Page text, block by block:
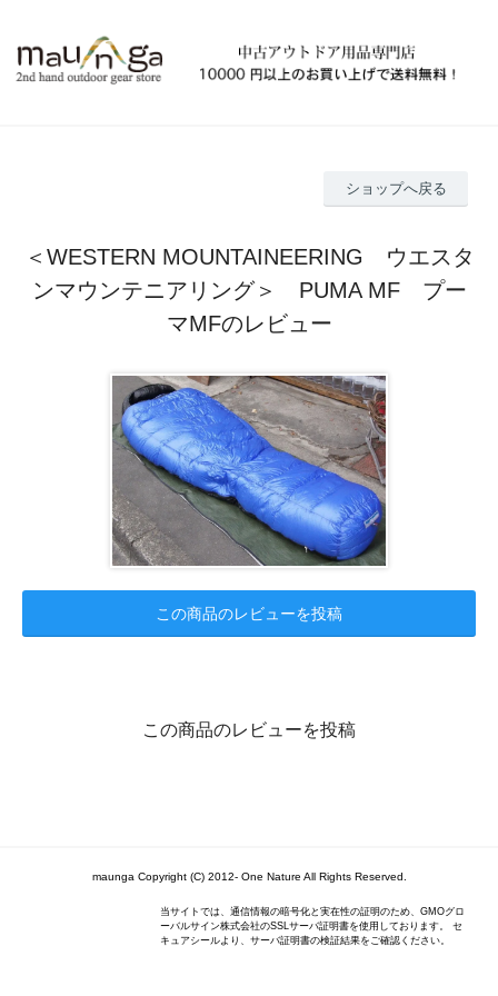
ショップへ戻る
＜WESTERN MOUNTAINEERING ウエスタ
ンマウンテニアリング＞ PUMA MF プー
マMFのレビュー
この商品のレビューを投稿
この商品のレビューを投稿
maunga Copyright (C) 2012- One Nature All Rights Reserved.
当サイトでは、通信情報の暗号化と実在性の証明のため、GMOグロ
ーバルサイン株式会社のSSLサーバ証明書を使用しております。 セ
キュアシールより、サーバ証明書の検証結果をご確認ください。